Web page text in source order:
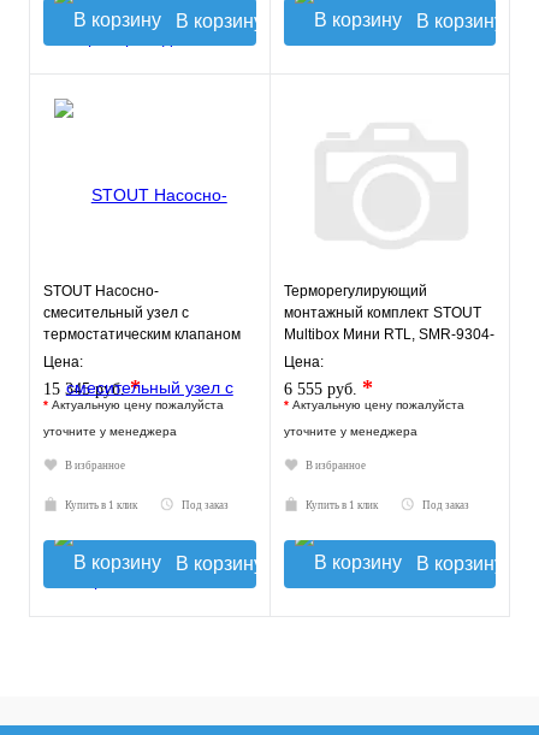
В корзину В корзину
STOUT Насосно-
смесительный узел с
термостатическим клапаном
20-43°C, с насосом UPSO
Цена:
15 345 руб.*
* Актуальную цену пожалуйста
уточните у менеджера
В избранное
Купить в 1 клик Под заказ
В корзину
Терморегулирующий
монтажный комплект STOUT
Multibox Мини RTL, SMR-9304-
135140
Цена:
6 555 руб. *
* Актуальную цену пожалуйста
уточните у менеджера
В избранное
Купить в 1 клик Под заказ
В корзину